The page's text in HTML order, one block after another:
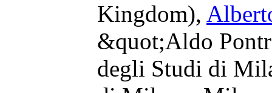
Kingdom),
&quot;Aldo
degli Studi di